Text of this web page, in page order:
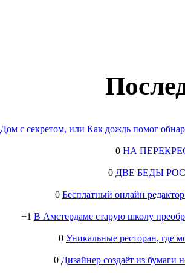
Дом с секретом, или Как дождь помог
0 НА
0 ДВЕ БЕДЫ
0 Бесплатный онлайн
+1 В Амстердаме старую школу
0 Уникальные ресторан, где
0 Дизайнер создаёт из